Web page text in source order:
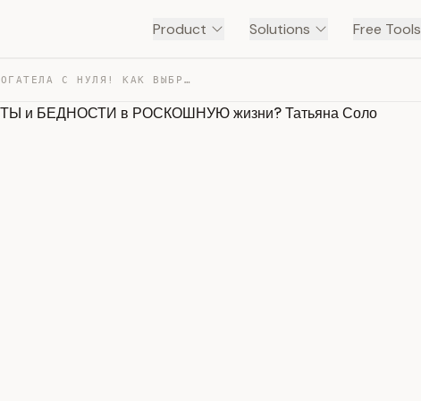
Product Solutions Free Tools
ЭТА ЖЕНЩИНА РАЗБОГАТЕЛА С НУЛЯ! КАК ВЫБРАТЬСЯ ИЗ НИЩЕТЫ… — TRANSCRIPT
и БЕДНОСТИ в РОСКОШНУЮ жизни? Татьяна Соло